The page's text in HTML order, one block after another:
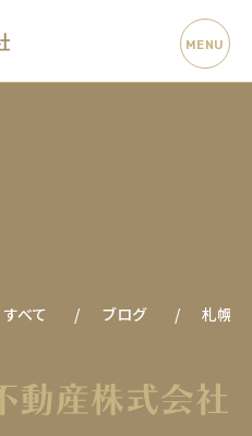
すべて ブログ 札幌市